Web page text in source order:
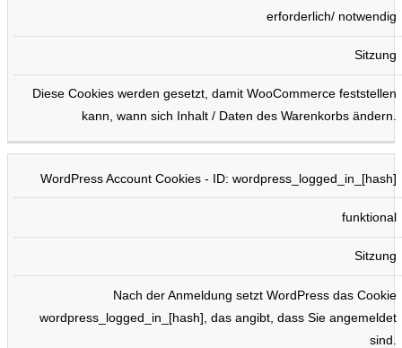
erforderlich/ notwendig
Sitzung
Diese Cookies werden gesetzt, damit WooCommerce feststellen
kann, wann sich Inhalt / Daten des Warenkorbs ändern.
WordPress Account Cookies - ID: wordpress_logged_in_[hash]
funktional
Sitzung
Nach der Anmeldung setzt WordPress das Cookie
wordpress_logged_in_[hash], das angibt, dass Sie angemeldet
sind.